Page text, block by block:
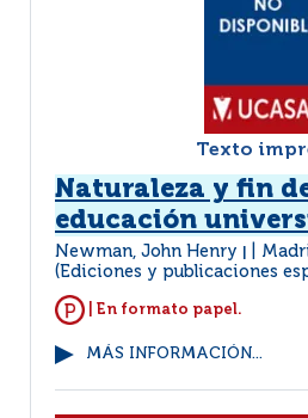
Texto
Naturaleza y fin
educación
Newman, John Henry
(Ediciones y publicaciones
| En formato papel.
MÁS INFORMACIÓN...